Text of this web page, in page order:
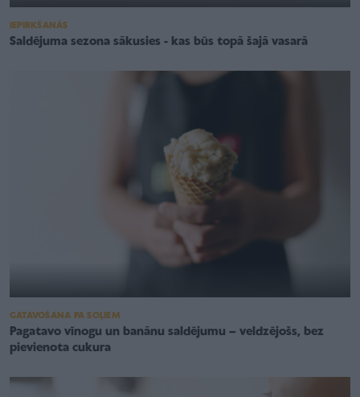
IEPIRKŠANĀS
Saldējuma sezona sākusies - kas būs topā šajā vasarā
GATAVOŠANA PA SOĻIEM
Pagatavo vīnogu un banānu saldējumu – veldzējošs, bez
pievienota cukura